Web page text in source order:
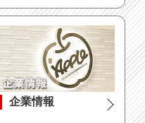
企業情報